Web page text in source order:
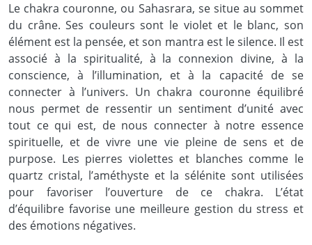
Le chakra couronne, ou Sahasrara, se situe au sommet
du crâne. Ses couleurs sont le violet et le blanc, son
élément est la pensée, et son mantra est le silence. Il est
associé à la spiritualité, à la connexion divine, à la
conscience, à l’illumination, et à la capacité de se
connecter à l’univers. Un chakra couronne équilibré
nous permet de ressentir un sentiment d’unité avec
tout ce qui est, de nous connecter à notre essence
spirituelle, et de vivre une vie pleine de sens et de
purpose. Les pierres violettes et blanches comme le
quartz cristal, l’améthyste et la sélénite sont utilisées
pour favoriser l’ouverture de ce chakra. L’état
d’équilibre favorise une meilleure gestion du stress et
des émotions négatives.